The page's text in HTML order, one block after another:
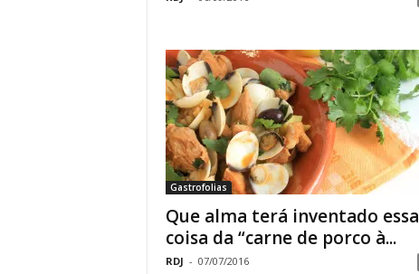
Gastrofolias
Que alma terá inventado essa
coisa da “carne de porco à...
RDJ - 07/07/2016